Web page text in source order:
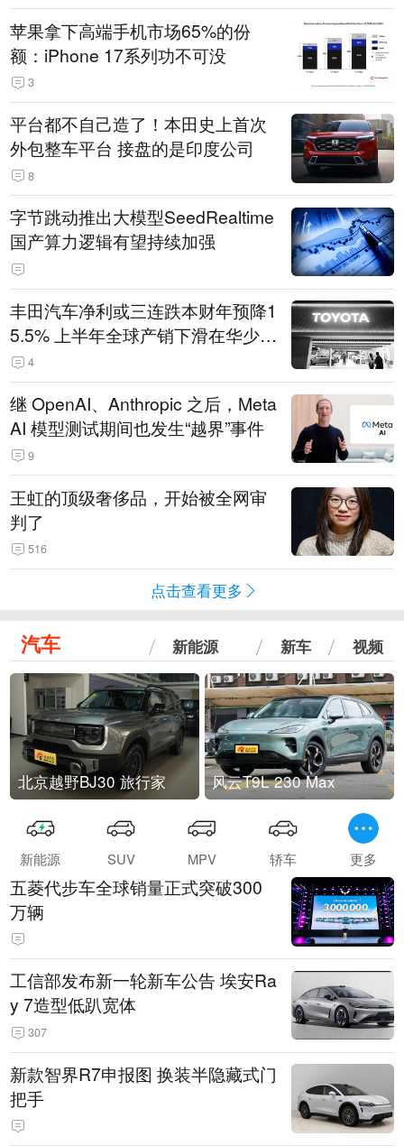
苹果拿下高端手机市场65%的份
额：iPhone 17系列功不可没
3
平台都不自己造了！本田史上首次
外包整车平台 接盘的是印度公司
8
字节跳动推出大模型SeedRealtime
国产算力逻辑有望持续加强
丰田汽车净利或三连跌本财年预降1
5.5% 上半年全球产销下滑在华少卖
14.3万辆
4
继 OpenAI、Anthropic 之后，Meta
AI 模型测试期间也发生“越界”事件
9
王虹的顶级奢侈品，开始被全网审
判了
516
点击查看更多
汽车 新能源 新车 视频
北京越野BJ30 旅行家 风云T9L 230 Max
新能源 SUV MPV 轿车 更多
五菱代步车全球销量正式突破300
万辆
工信部发布新一轮新车公告 埃安Ra
y 7造型低趴宽体
307
新款智界R7申报图 换装半隐藏式门
把手